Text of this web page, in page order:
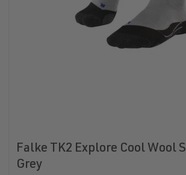
Falke TK2 Explore Cool Wool
Grey